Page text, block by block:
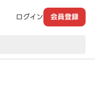
ログイン 会員登録